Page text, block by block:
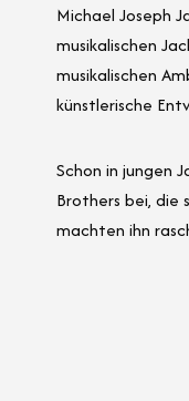
Michael Joseph
musikalischen
musikalischen
künstlerische
Schon in jungen
Brothers bei, die
machten ihn